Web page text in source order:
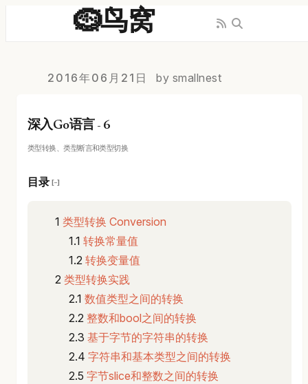
🪹鸟窝
2016年06月21日 by smallnest
深入Go语言 - 6
类型转换、类型断言和类型切换
目录 [−]
类型转换 Conversion
转换常量值
转换变量值
类型转换实践
数值类型之间的转换
整数和bool之间的转换
基于字节的字符串的转换
字符串和基本类型之间的转换
字节slice和整数之间的转换